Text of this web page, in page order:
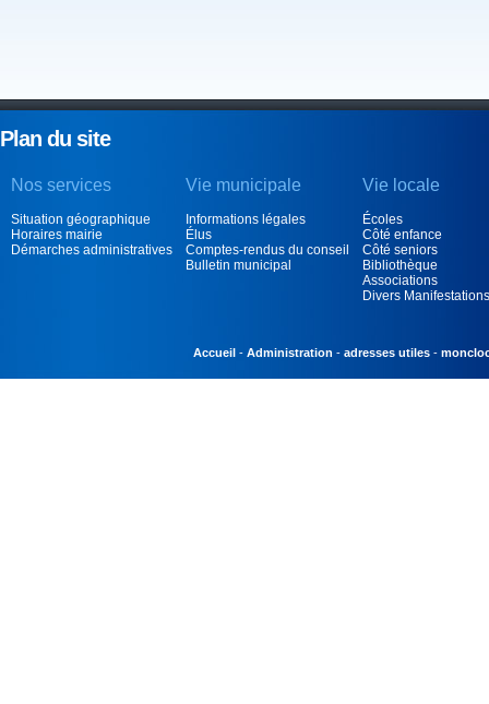
Plan du site
Nos services
Situation géographique
Horaires mairie
Démarches administratives
Vie municipale
Informations légales
Élus
Comptes-rendus du conseil
Bulletin municipal
Vie locale
Écoles
Côté enfance
Côté seniors
Bibliothèque
Associations
Divers Manifestations
Accueil Administration adresses utiles